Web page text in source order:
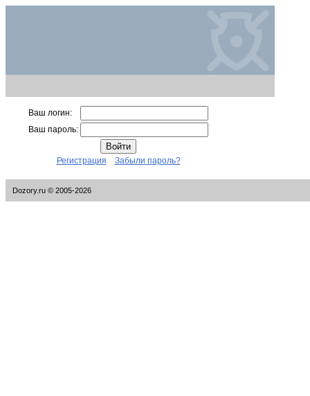
Ваш логин:
Ваш пароль:
Регистрация Забыли пароль?
Dozory.ru © 2005-2026